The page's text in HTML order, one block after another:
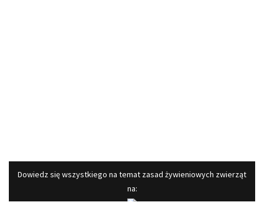
​Dowiedz się wszystkiego na temat zasad żywieniowych zwierząt
na: